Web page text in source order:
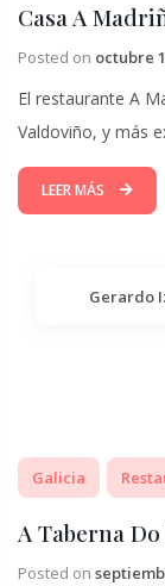
Casa A
Posted on octubre
El restaurante A
Valdoviño, y más
LEER MÁS
Gerardo
Galicia
A Taberna
Posted on